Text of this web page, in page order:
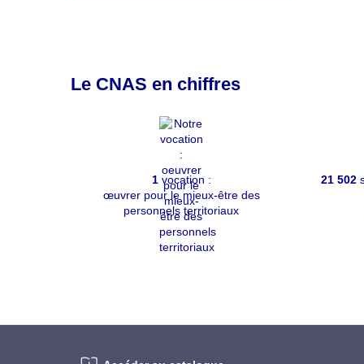
Le CNAS en chiffres
1 vocation :
œuvrer pour le mieux-être des
personnels territoriaux
21 502